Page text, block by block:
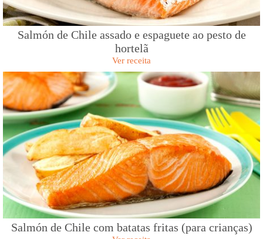
Salmón de Chile assado e espaguete ao pesto de
hortelã
Ver receita
Salmón de Chile com batatas fritas (para crianças)